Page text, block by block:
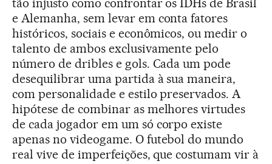
tão injusto como confrontar os IDHs de Brasil
e Alemanha, sem levar em conta fatores
históricos, sociais e econômicos, ou medir o
talento de ambos exclusivamente pelo
número de dribles e gols. Cada um pode
desequilibrar uma partida à sua maneira,
com personalidade e estilo preservados. A
hipótese de combinar as melhores virtudes
de cada jogador em um só corpo existe
apenas no videogame. O futebol do mundo
real vive de imperfeições, que costumam vir à